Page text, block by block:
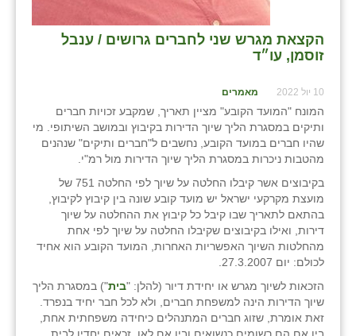
הקצאת מגרש שני לחברים גרושים / ענבל
זוסמן, עו״ד
10 יול 2022 מאמרים
המונח "המועד הקובע" מציין תאריך, שמקבע זכויות חברים
ותיקים במסגרת הליך שיוך הדירות בקיבוץ ובמושב השיתופי. מי
שהיו חברים במועד הקובע, נחשבים ל"חברים ותיקים" שנהנים
מהטבות ניכרות במסגרת הליך שיוך הדירות מול רמ"י.
בקיבוצים אשר קיבלו החלטה על שיוך לפי החלטה 751 של
מועצת מקרקעי ישראל יש מועד קובע שונה בין קיבוץ לקיבוץ,
בהתאם לתאריך שבו קיבל כל קיבוץ את ההחלטה על שיוך
דירות, ואילו בקיבוצים שקיבלו החלטה על שיוך לפי אחת
מהחלטות השיוך האפשריות האחרות, המועד הקובע הוא אחיד
לכולם: יום 27.3.2007.
הזכאות לשיוך מגרש או יחידת דיור (להלן: "בית") במסגרת הליך
שיוך הדירות הינה למשפחת חברים, ולא לכל חבר יחיד בנפרד.
זאת אומרת, שזוג חברים המתנהלים כיחידה משפחתית אחת,